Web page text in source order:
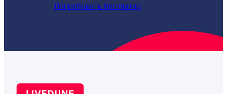
Попробовать бесплатно